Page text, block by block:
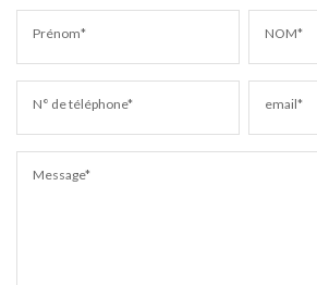
Prénom* NOM*
N° de téléphone* email*
Message*